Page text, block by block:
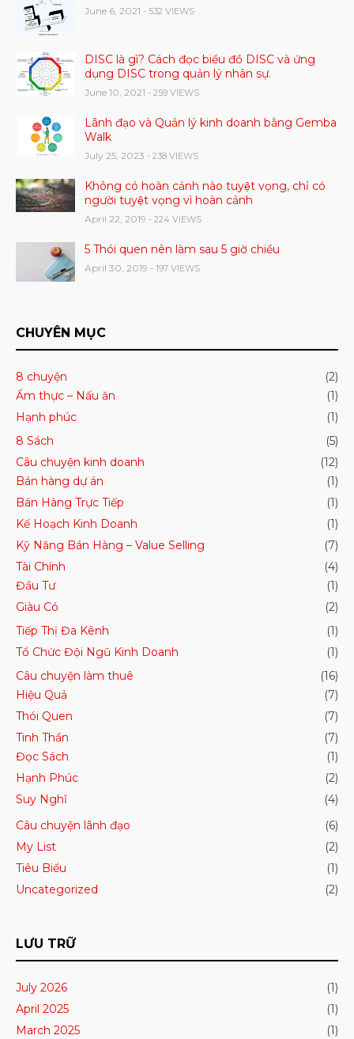
June 6, 2021 - 532 VIEWS
DISC là gì? Cách đọc biểu đồ DISC và ứng
dụng DISC trong quản lý nhân sự.
June 10, 2021 - 259 VIEWS
Lãnh đạo và Quản lý kinh doanh bằng Gemba
Walk
July 25, 2023 - 238 VIEWS
Không có hoàn cảnh nào tuyệt vọng, chỉ có
người tuyệt vọng vì hoàn cảnh
April 22, 2019 - 224 VIEWS
5 Thói quen nên làm sau 5 giờ chiều
April 30, 2019 - 197 VIEWS
CHUYÊN MỤC
8 chuyện
(2)
Ẩm thực – Nấu ăn
(1)
Hạnh phúc
(1)
8 Sách
(5)
Câu chuyện kinh doanh
(12)
Bán hàng dự án
(1)
Bán Hàng Trực Tiếp
(1)
Kế Hoạch Kinh Doanh
(1)
Kỹ Năng Bán Hàng – Value Selling
(7)
Tài Chính
(4)
Đầu Tư
(1)
Giàu Có
(2)
Tiếp Thị Đa Kênh
(1)
Tổ Chức Đội Ngũ Kinh Doanh
(1)
Câu chuyện làm thuê
(16)
Hiệu Quả
(7)
Thói Quen
(7)
Tinh Thần
(7)
Đọc Sách
(1)
Hạnh Phúc
(2)
Suy Nghĩ
(4)
Câu chuyện lãnh đạo
(6)
My List
(2)
Tiêu Biểu
(1)
Uncategorized
(2)
LƯU TRỮ
July 2026
(1)
April 2025
(1)
March 2025
(1)